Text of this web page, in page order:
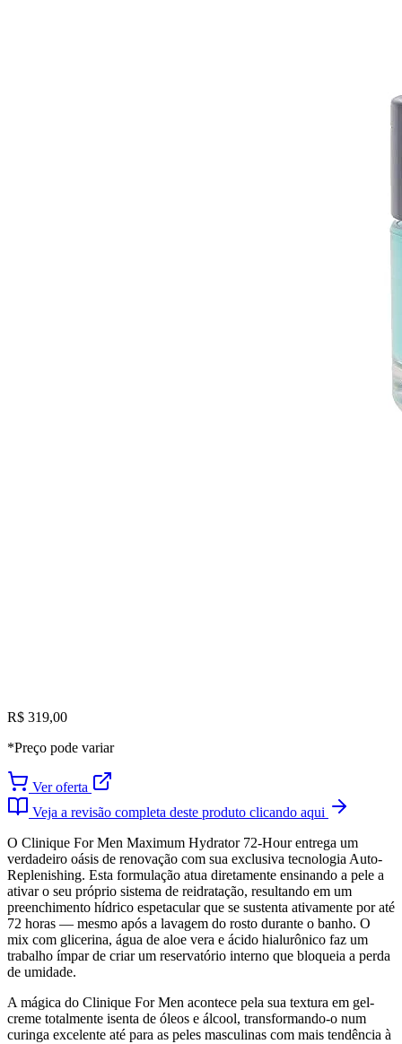
R$ 319,00
*Preço pode variar
Ver oferta
Veja a revisão completa deste produto clicando aqui
O Clinique For Men Maximum Hydrator 72-Hour entrega um
verdadeiro oásis de renovação com sua exclusiva tecnologia Auto-
Replenishing. Esta formulação atua diretamente ensinando a pele a
ativar o seu próprio sistema de reidratação, resultando em um
preenchimento hídrico espetacular que se sustenta ativamente por até
72 horas — mesmo após a lavagem do rosto durante o banho. O
mix com glicerina, água de aloe vera e ácido hialurônico faz um
trabalho ímpar de criar um reservatório interno que bloqueia a perda
de umidade.
A mágica do Clinique For Men acontece pela sua textura em gel-
creme totalmente isenta de óleos e álcool, transformando-o num
curinga excelente até para as peles masculinas com mais tendência à